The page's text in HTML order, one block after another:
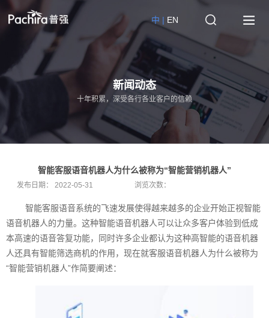
EN
中 |
新闻动态
十年积累，深受各行各业客户的信赖
智能客服语音机器人为什么被称为“智能营销机器人”
发布日期： 2022-05-31 浏览次数：
智能客服语音系统的飞速发展使得越来越多的企业开始正视智能
语音机器人的力量。这种智能语音机器人可以让众多客户体验到低成
本高速的语音答复功能，同时许多企业都认为这种高智能的语音机器
人还具有智能筛选商机的作用，现在就客服语音机器人为什么被称为
“智能营销机器人”作简要阐述：